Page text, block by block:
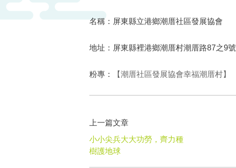
名稱：屏東縣立港鄉潮厝社區發展協會
地址：屏東縣裡港鄉潮厝村潮厝路87之9號
粉專： 【潮厝社區發展協會幸福潮厝村】
上一篇文章
小小尖兵大大功勞，齊力種
樹護地球